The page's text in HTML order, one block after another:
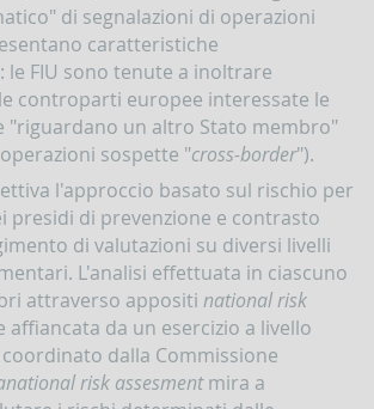
di segnalazioni di operazioni
caratteristiche
FIU sono tenute a inoltrare
controparti europee interessate le
"riguardano un altro Stato membro"
sospette "cross-border").
l'approccio basato sul rischio per
presidi di prevenzione e contrasto
di valutazioni su diversi livelli
L'analisi effettuata in ciascuno
attraverso appositi national risk
affiancata da un esercizio a livello
dalla Commissione
risk assesmentmira a